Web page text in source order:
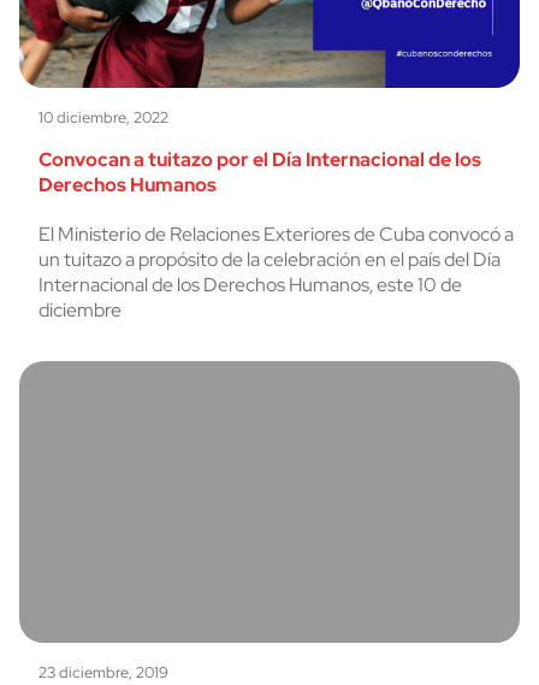
10 diciembre, 2022
Convocan a tuitazo por el Día Internacional de los
Derechos Humanos
El Ministerio de Relaciones Exteriores de Cuba convocó a
un tuitazo a propósito de la celebración en el país del Día
Internacional de los Derechos Humanos, este 10 de
diciembre
23 diciembre, 2019